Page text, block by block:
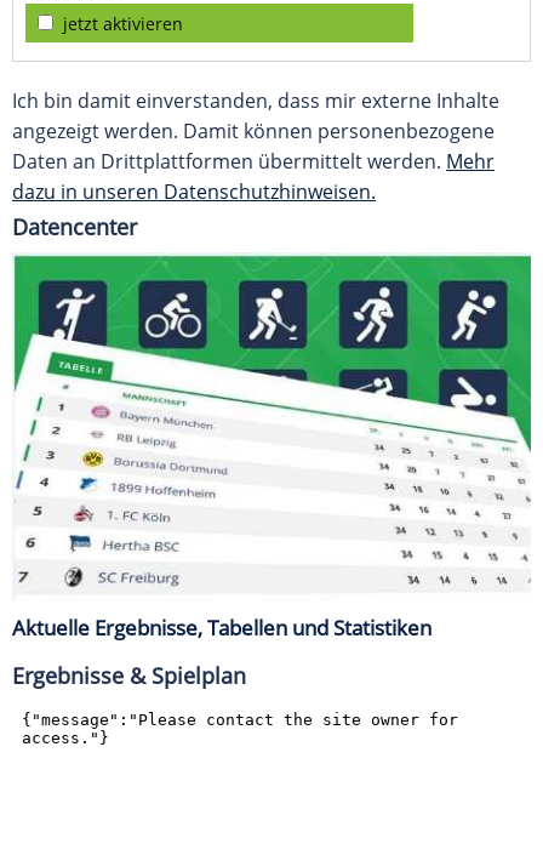
jetzt aktivieren
Ich bin damit einverstanden, dass mir externe Inhalte
angezeigt werden. Damit können personenbezogene
Daten an Drittplattformen übermittelt werden. Mehr
dazu in unseren Datenschutzhinweisen.
Datencenter
Aktuelle Ergebnisse, Tabellen und Statistiken
Ergebnisse & Spielplan